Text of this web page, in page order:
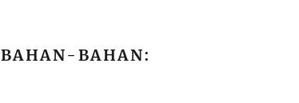
BAHAN-BAHAN: